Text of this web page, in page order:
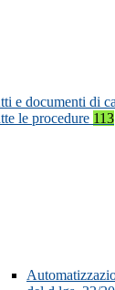
e documenti di
le procedure 113